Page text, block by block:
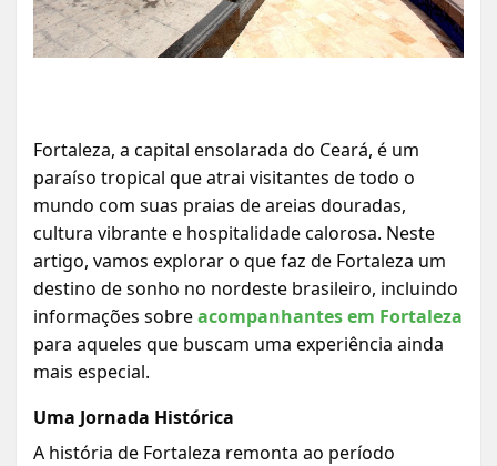
Fortaleza, a capital ensolarada do Ceará, é um
paraíso tropical que atrai visitantes de todo o
mundo com suas praias de areias douradas,
cultura vibrante e hospitalidade calorosa. Neste
artigo, vamos explorar o que faz de Fortaleza um
destino de sonho no nordeste brasileiro, incluindo
informações sobreacompanhantes em Fortaleza
para aqueles que buscam uma experiência ainda
mais especial.
Uma Jornada Histórica
A história de Fortaleza remonta ao período